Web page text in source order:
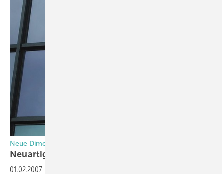
Neue Dimensionen für die architektonische Kreativität
Neuartige
01.02.2007 -